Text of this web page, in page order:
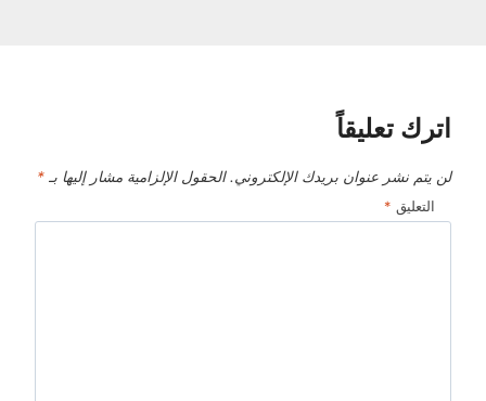
اترك تعليقاً
لن يتم نشر عنوان بريدك الإلكتروني. الحقول الإلزامية مشار إليها بـ *
التعليق *